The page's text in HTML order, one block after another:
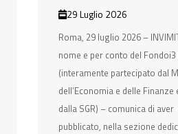
29 Luglio 2026
Roma, 29 luglio 2026 –
nome e per conto del Fondoi3
(interamente partecipato dal
dell’Economia e delle
dalla SGR) – comunica di aver
pubblicato, nella sezione